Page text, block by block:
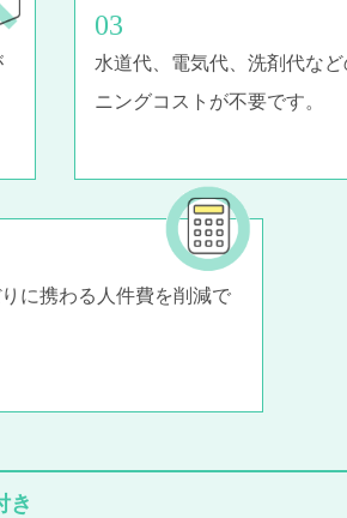
水道代、電気代、洗剤代な
ニングコストが不要です。
に携わる人件費を削減で
き